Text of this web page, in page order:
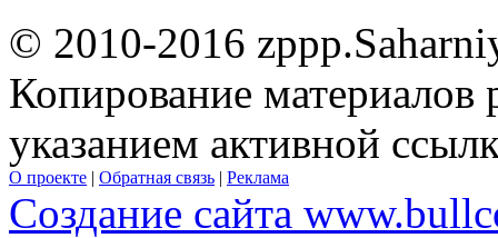
© 2010-2016
Копирование материалов
указанием активной
О проекте | Обратная связь | Реклама
Создание сайта